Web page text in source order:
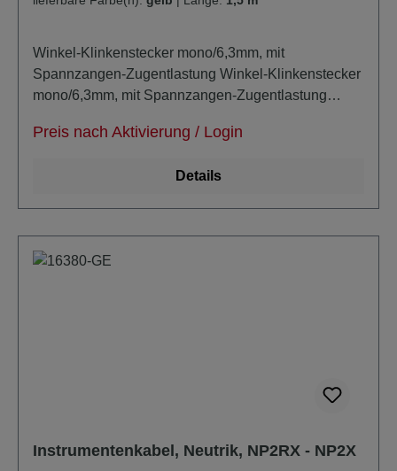
Winkel-Klinkenstecker mono/6,3mm, mit
Spannzangen-Zugentlastung Winkel-Klinkenstecker
mono/6,3mm, mit Spannzangen-Zugentlastung
noiseless durch zusätzlich masseleitende PE-
Preis nach Aktivierung / Login
Details
Instrumentenkabel, Neutrik, NP2RX - NP2X